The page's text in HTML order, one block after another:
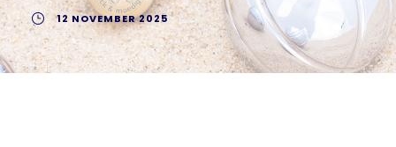
12 NOVEMBER 2025